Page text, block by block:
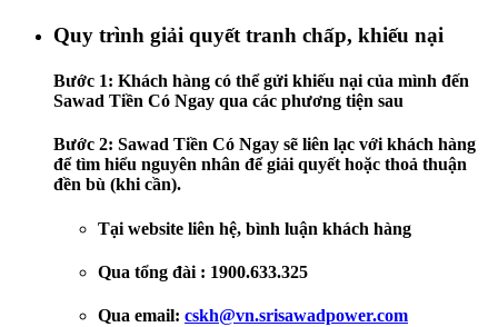
Quy trình giải quyết tranh chấp, khiếu nại
Bước 1: Khách hàng có thể gửi khiếu nại của mình đến
Sawad Tiền Có Ngay qua các phương tiện sau
Bước 2: Sawad Tiền Có Ngay sẽ liên lạc với khách hàng
để tìm hiểu nguyên nhân để giải quyết hoặc thoả thuận
đền bù (khi cần).
Tại website liên hệ, bình luận khách hàng
Qua tổng đài : 1900.633.325
Qua email: cskh@vn.srisawadpower.com